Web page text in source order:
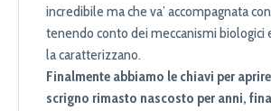
incredibile ma che va’ accompagnata
tenendo conto dei meccanismi biologici
la caratterizzano.
Finalmente abbiamo le chiavi per
scrigno rimasto nascosto per anni,